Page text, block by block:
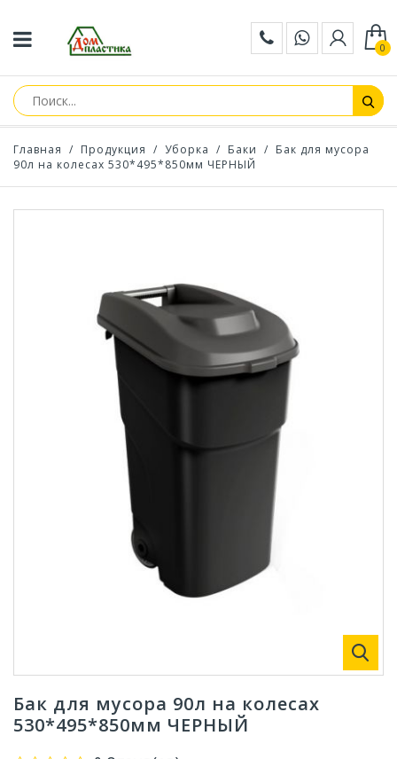
0
Главная / Продукция / Уборка / Баки / Бак для мусора
90л на колесах 530*495*850мм ЧЕРНЫЙ
Бак для мусора 90л на колесах
530*495*850мм ЧЕРНЫЙ